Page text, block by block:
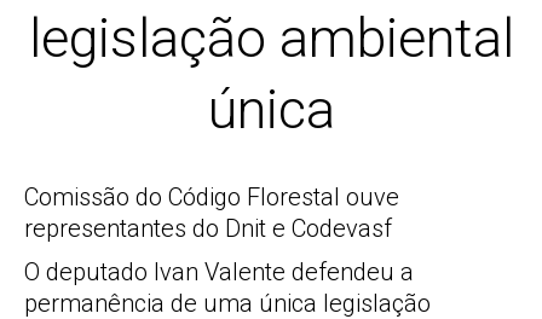
legislação ambiental
única
Comissão do Código Florestal ouve
representantes do Dnit e Codevasf
O deputado Ivan Valente defendeu a
permanência de uma única legislação